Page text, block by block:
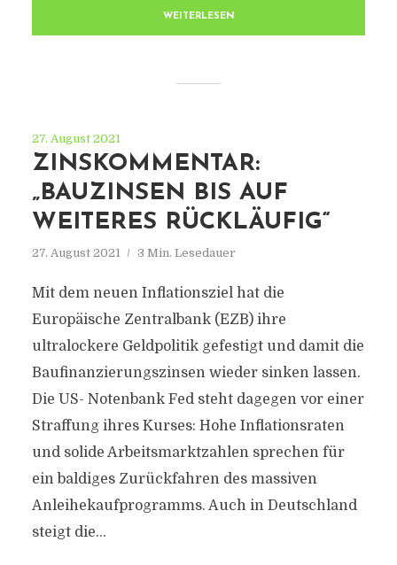
WEITERLESEN
27. August 2021
ZINSKOMMENTAR:
„BAUZINSEN BIS AUF
WEITERES RÜCKLÄUFIG“
27. August 2021 3 Min. Lesedauer
Mit dem neuen Inflationsziel hat die
Europäische Zentralbank (EZB) ihre
ultralockere Geldpolitik gefestigt und damit die
Baufinanzierungszinsen wieder sinken lassen.
Die US- Notenbank Fed steht dagegen vor einer
Straffung ihres Kurses: Hohe Inflationsraten
und solide Arbeitsmarktzahlen sprechen für
ein baldiges Zurückfahren des massiven
Anleihekaufprogramms. Auch in Deutschland
steigt die...